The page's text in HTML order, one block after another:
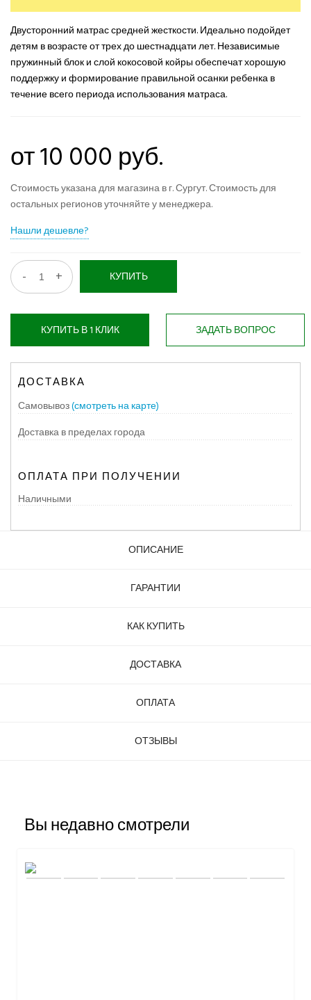
Двусторонний матрас средней жесткости. Идеально подойдет
детям в возрасте от трех до шестнадцати лет. Независимые
пружинный блок и слой кокосовой койры обеспечат хорошую
поддержку и формирование правильной осанки ребенка в
течение всего периода использования матраса.
от 10 000 руб.
Стоимость указана для магазина в г. Сургут. Стоимость для
остальных регионов уточняйте у менеджера.
Нашли дешевле?
- + КУПИТЬ
КУПИТЬ В 1 КЛИК ЗАДАТЬ ВОПРОС
ДОСТАВКА
Самовывоз(смотреть на карте)
Доставка в пределах города
ОПЛАТА ПРИ ПОЛУЧЕНИИ
Наличными
ОПИСАНИЕ
ГАРАНТИИ
КАК КУПИТЬ
ДОСТАВКА
ОПЛАТА
ОТЗЫВЫ
Вы недавно смотрели